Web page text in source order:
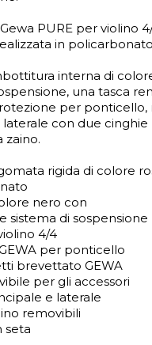
PURE per violino
in
interna di
una tasca
per ponticello,
con due
zaino.
rigida di colore
nero con
sistema di sospensione
4/4
per ponticello
brevettato GEWA
per gli accessori
e laterale
removibili
seta